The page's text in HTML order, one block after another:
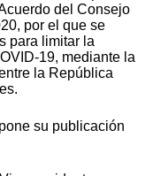
del Consejo
por el que se
para limitar la
19, mediante la
la República
su publicación